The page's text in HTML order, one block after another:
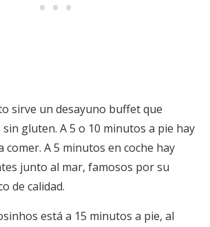
sirve un desayuno buffet que
gluten. A 5 o 10 minutos a pie hay
comer. A 5 minutos en coche hay
junto al mar, famosos por su
de calidad.
está a 15 minutos a pie, al